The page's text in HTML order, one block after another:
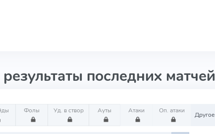
последних матчей
Фолы Уд. в створ Ауты Атаки Оп. атаки
Другое